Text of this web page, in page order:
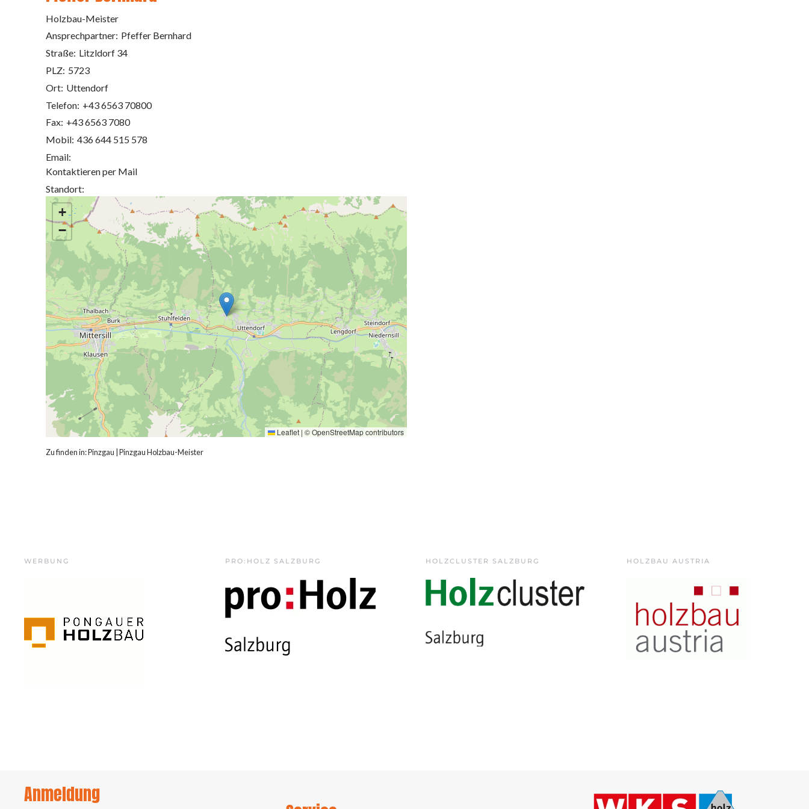
Holzbau-Meister
Ansprechpartner: Pfeffer Bernhard
Straße: Litzldorf 34
PLZ: 5723
Ort: Uttendorf
Telefon: +43 6563 70800
Fax: +43 6563 7080
Mobil: 436 644 515 578
Email:
Kontaktieren per Mail
Standort:
+
−
Leaflet | ©OpenStreetMapcontributors
Zu finden in:Pinzgau Pinzgau Holzbau-Meister
WERBUNG PRO:HOLZ SALZBURG HOLZCLUSTER SALZBURG HOLZBAU AUSTRIA
Anmeldung